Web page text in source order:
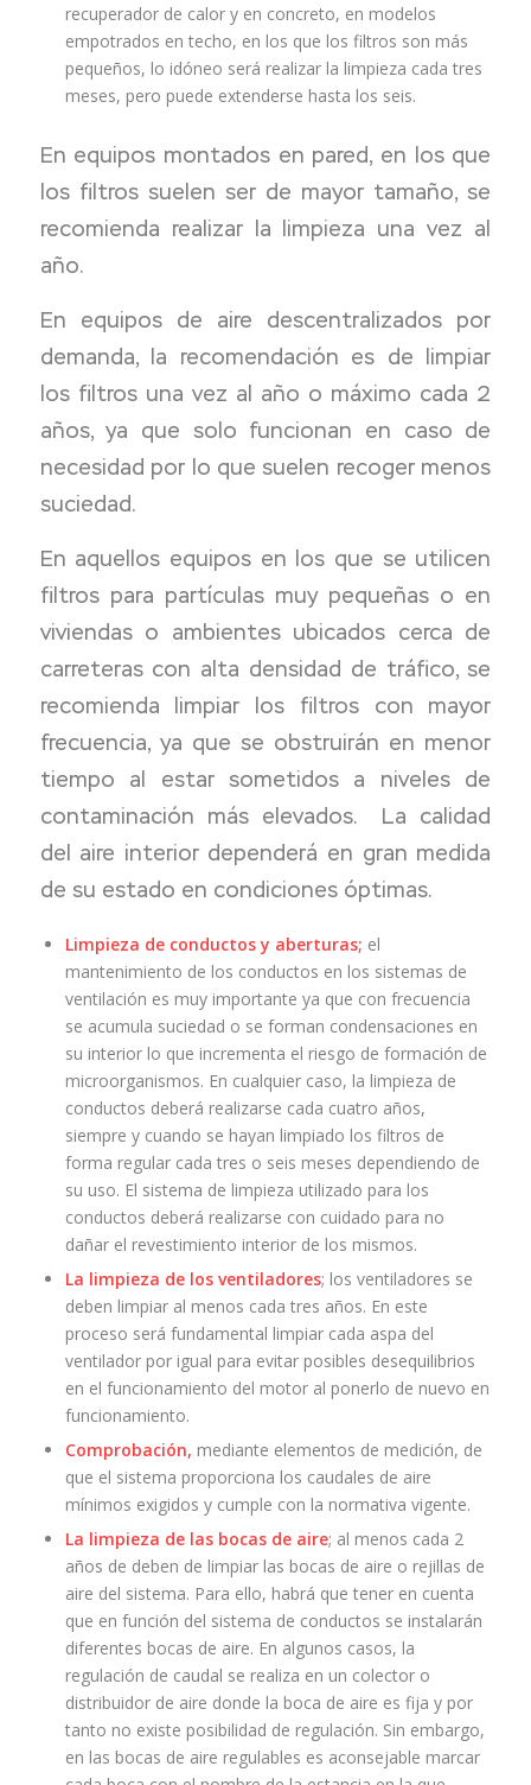
recuperador de calor y en concreto, en modelos
empotrados en techo, en los que los filtros son más
pequeños, lo idóneo será realizar la limpieza cada tres
meses, pero puede extenderse hasta los seis.
En equipos montados en pared, en los que
los filtros suelen ser de mayor tamaño, se
recomienda realizar la limpieza una vez al
año.
En equipos de aire descentralizados por
demanda, la recomendación es de limpiar
los filtros una vez al año o máximo cada 2
años, ya que solo funcionan en caso de
necesidad por lo que suelen recoger menos
suciedad.
En aquellos equipos en los que se utilicen
filtros para partículas muy pequeñas o en
viviendas o ambientes ubicados cerca de
carreteras con alta densidad de tráfico, se
recomienda limpiar los filtros con mayor
frecuencia, ya que se obstruirán en menor
tiempo al estar sometidos a niveles de
contaminación más elevados.
La calidad
del aire interior dependerá en gran medida
de su estado en condiciones óptimas.
Limpieza de conductos y aberturas; el
mantenimiento de los conductos en los sistemas de
ventilación es muy importante ya que con frecuencia
se acumula suciedad o se forman condensaciones en
su interior lo que incrementa el riesgo de formación de
microorganismos. En cualquier caso, la limpieza de
conductos deberá realizarse cada cuatro años,
siempre y cuando se hayan limpiado los filtros de
forma regular cada tres o seis meses dependiendo de
su uso. El sistema de limpieza utilizado para los
conductos deberá realizarse con cuidado para no
dañar el revestimiento interior de los mismos.
La limpieza de los ventiladores; los ventiladores se
deben limpiar al menos cada tres años. En este
proceso será fundamental limpiar cada aspa del
ventilador por igual para evitar posibles desequilibrios
en el funcionamiento del motor al ponerlo de nuevo en
funcionamiento.
Comprobación, mediante elementos de medición, de
que el sistema proporciona los caudales de aire
mínimos exigidos y cumple con la normativa vigente.
La limpieza de las bocas de aire; al menos cada 2
años de deben de limpiar las bocas de aire o rejillas de
aire del sistema. Para ello, habrá que tener en cuenta
que en función del sistema de conductos se instalarán
diferentes bocas de aire. En algunos casos, la
regulación de caudal se realiza en un colector o
distribuidor de aire donde la boca de aire es fija y por
tanto no existe posibilidad de regulación. Sin embargo,
en las bocas de aire regulables es aconsejable marcar